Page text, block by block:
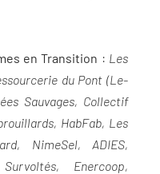
en Transition : Les
du Pont (Le-
Sauvages, Collectif
HabFab, Les
NimeSel, ADIES,
Enercoop,